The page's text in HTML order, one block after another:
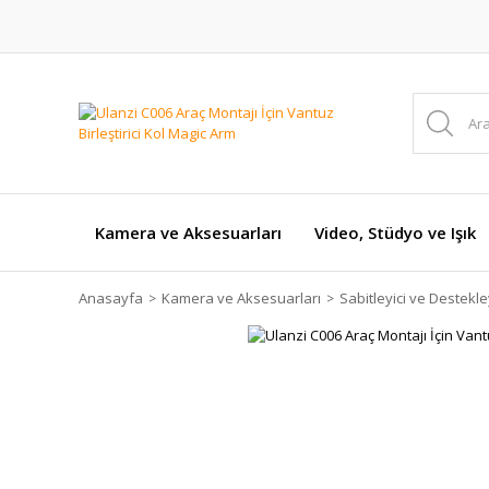
Kamera ve Aksesuarları Video, Stüdyo ve Işık
Anasayfa Kamera ve Aksesuarları Sabitleyici ve